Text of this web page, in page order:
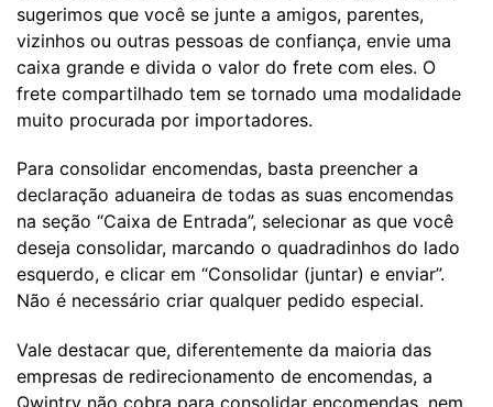
sugerimos que você se junte a amigos, parentes,
vizinhos ou outras pessoas de confiança, envie uma
caixa grande e divida o valor do frete com eles. O
frete compartilhado tem se tornado uma modalidade
muito procurada por importadores.
Para consolidar encomendas, basta preencher a
declaração aduaneira de todas as suas encomendas
na seção “Caixa de Entrada”, selecionar as que você
deseja consolidar, marcando o quadradinhos do lado
esquerdo, e clicar em “Consolidar (juntar) e enviar”.
Não é necessário criar qualquer pedido especial.
Vale destacar que, diferentemente da maioria das
empresas de redirecionamento de encomendas, a